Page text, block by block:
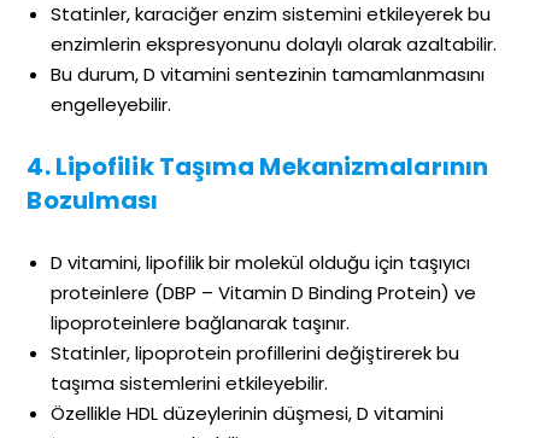
Statinler, karaciğer enzim sistemini etkileyerek bu
enzimlerin ekspresyonunu dolaylı olarak azaltabilir.
Bu durum, D vitamini sentezinin tamamlanmasını
engelleyebilir.
4. Lipofilik Taşıma Mekanizmalarının
Bozulması
D vitamini, lipofilik bir molekül olduğu için taşıyıcı
proteinlere (DBP – Vitamin D Binding Protein) ve
lipoproteinlere bağlanarak taşınır.
Statinler, lipoprotein profillerini değiştirerek bu
taşıma sistemlerini etkileyebilir.
Özellikle HDL düzeylerinin düşmesi, D vitamini